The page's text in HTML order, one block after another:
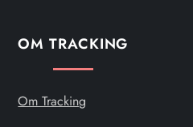
o
n
OM TRACKING
Om Tracking